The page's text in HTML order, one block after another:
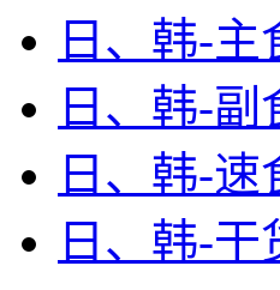
日、韩-主
日、韩-副
日、韩-速
日、韩-干